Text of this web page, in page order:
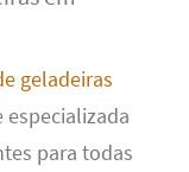
geladeiras
especializada
para todas